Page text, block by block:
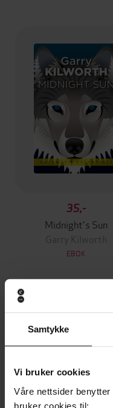
Samtykke
Vi bruker cookies
Våre nettsider
bruker cookies til:
35,-
Midnight's Sun
Garry Kilworth
EBOK
Andre har